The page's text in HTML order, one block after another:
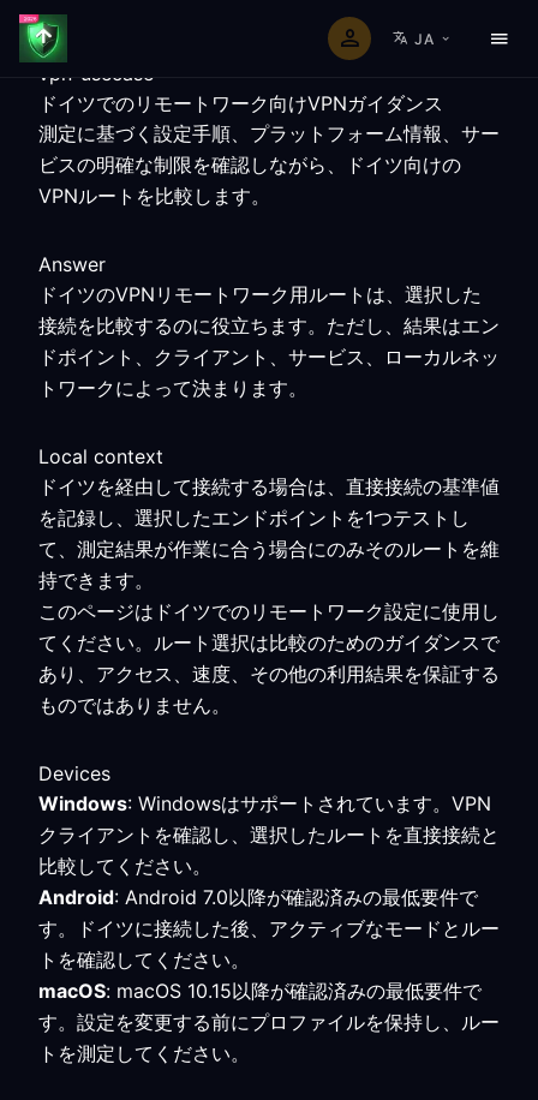
JA
vpn-usecase
ドイツでのリモートワーク向けVPNガイダンス
測定に基づく設定手順、プラットフォーム情報、サー
ビスの明確な制限を確認しながら、ドイツ向けの
VPNルートを比較します。
Answer
ドイツのVPNリモートワーク用ルートは、選択した
接続を比較するのに役立ちます。ただし、結果はエン
ドポイント、クライアント、サービス、ローカルネッ
トワークによって決まります。
Local context
ドイツを経由して接続する場合は、直接接続の基準値
を記録し、選択したエンドポイントを1つテストし
て、測定結果が作業に合う場合にのみそのルートを維
持できます。
このページはドイツでのリモートワーク設定に使用し
てください。ルート選択は比較のためのガイダンスで
あり、アクセス、速度、その他の利用結果を保証する
ものではありません。
Devices
Windows: Windowsはサポートされています。VPN
クライアントを確認し、選択したルートを直接接続と
比較してください。
Android: Android 7.0以降が確認済みの最低要件で
す。ドイツに接続した後、アクティブなモードとルー
トを確認してください。
macOS: macOS 10.15以降が確認済みの最低要件で
す。設定を変更する前にプロファイルを保持し、ルー
トを測定してください。